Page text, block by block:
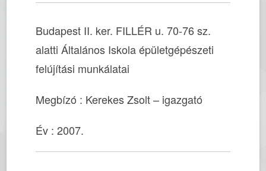
Budapest II. ker. FILLÉR u. 70-76 sz.
alatti Általános Iskola épületgépészeti
felújítási munkálatai
Megbízó : Kerekes Zsolt – igazgató
Év : 2007.